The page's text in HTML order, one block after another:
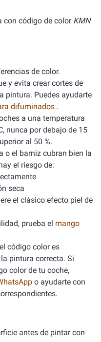
con código de color KMN
de color.
y evita crear cortes de
pintura. Puedes ayudarte
difuminados .
a una temperatura
nunca por debajo de 15
al 50 %.
o el barniz cubran bien la
el riesgo de:
seca
el clásico efecto piel de
prueba el mango
código color es
pintura correcta. Si
color de tu coche,
o ayudarte con
antes de pintar con